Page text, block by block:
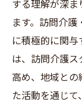
する理解が深ま
ます。訪問介
に積極的に関与
は、訪問介護ス
高め、地域との
た活動を通じ